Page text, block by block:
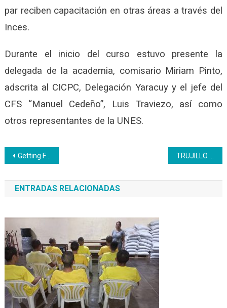
par reciben capacitación en otras áreas a través del
Inces.
Durante el inicio del curso estuvo presente la
delegada de la academia, comisario Miriam Pinto,
adscrita al CICPC, Delegación Yaracuy y el jefe del
CFS “Manuel Cedeño”, Luis Traviezo, así como
otros representantes de la UNES.
Navegación
de
entradas
Getting Financially Unbiased – 13 Steps to Monetary Independence
ENTRADAS RELACIONADAS